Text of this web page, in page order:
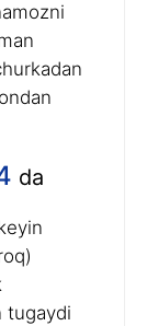
da
tugaydi